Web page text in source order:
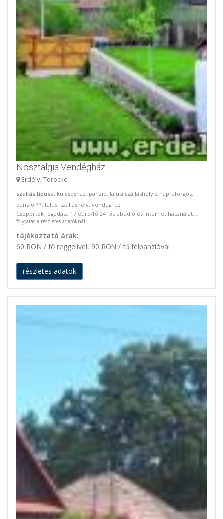
Nosztalgia Vendégház
Erdély, Torockó
szállás típusa: kulcsosház, panzió, falusi szálláshely 2 napraforgós,
panzió **, falusi szálláshely, vendégház
Csoportok fogadása 17 euro/fő 24 fős ebédlő és internet használat...
folytatás a részletes adatoknál
tájékoztató árak:
60 RON / fő reggelivel, 90 RON / fő félpanzióval
részletes adatok